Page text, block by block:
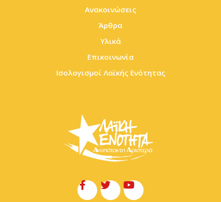
Ανακοινώσεις
Άρθρα
Υλικά
Επικοινωνία
Ισολογισμοί Λαϊκής Ενότητας